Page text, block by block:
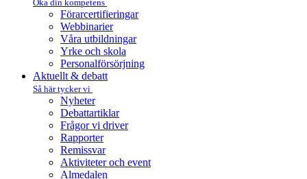
Öka din kompetens
Förarcertifieringar
Webbinarier
Våra utbildningar
Yrke och skola
Personalförsörjning
Aktuellt & debatt
Så här tycker vi
Nyheter
Debattartiklar
Frågor vi driver
Rapporter
Remissvar
Aktiviteter och event
Almedalen